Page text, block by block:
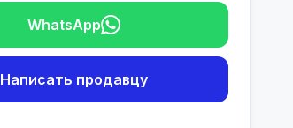
WhatsApp
Написать продавцу